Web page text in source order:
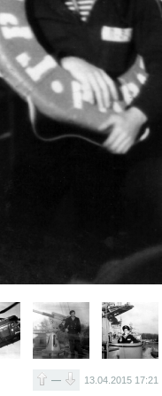
— 13.04.2015 17:21